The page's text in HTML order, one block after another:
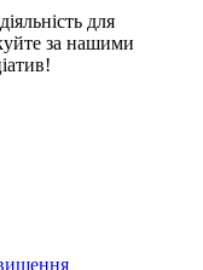
для
за нашими